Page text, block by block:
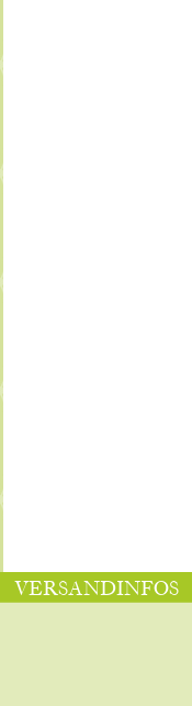
VERSANDINFOS